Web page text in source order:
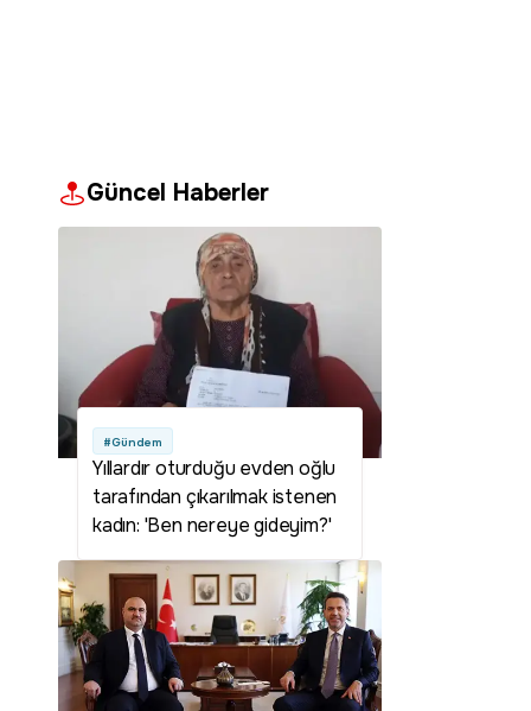
Güncel Haberler
#Gündem
Yıllardır oturduğu evden oğlu
tarafından çıkarılmak istenen
kadın: 'Ben nereye gideyim?'